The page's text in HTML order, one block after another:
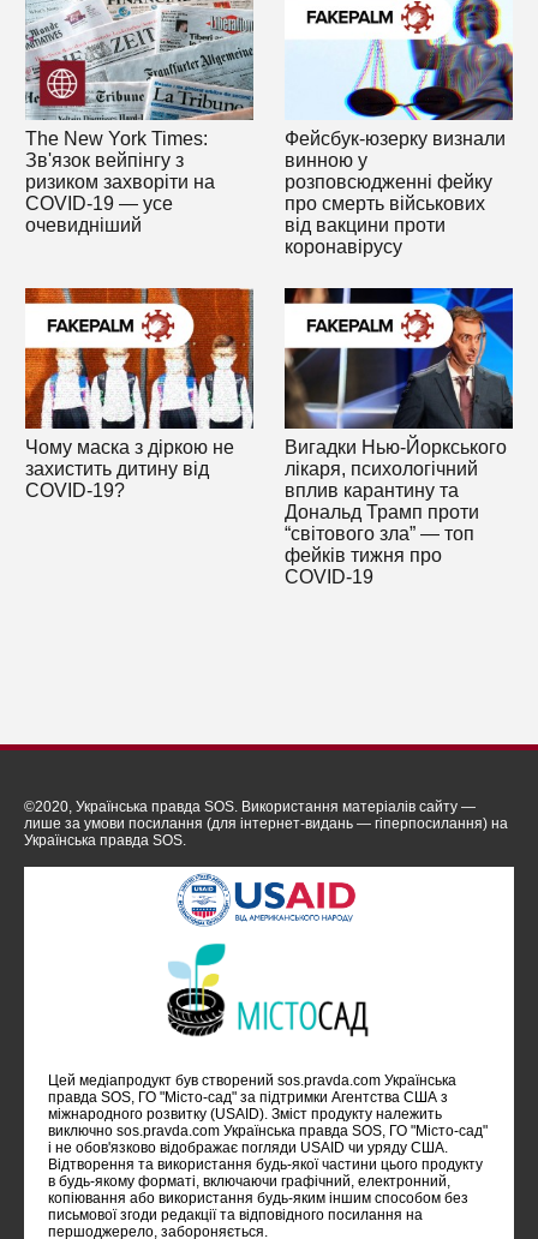
The New York Times:
Зв'язок вейпінгу з
ризиком захворіти на
COVID-19 — усе
очевидніший
Фейсбук-юзерку визнали
винною у
розповсюдженні фейку
про смерть військових
від вакцини проти
коронавірусу
Чому маска з діркою не
захистить дитину від
COVID-19?
Вигадки Нью-Йоркського
лікаря, психологічний
вплив карантину та
Дональд Трамп проти
“світового зла” — топ
фейків тижня про
COVID-19
©2020, Українська правда SOS. Використання матеріалів сайту —
лише за умови посилання (для інтернет-видань — гіперпосилання) на
Українська правда SOS.
Цей медіапродукт був створений sos.pravda.com Українська
правда SOS, ГО "Місто-сад" за підтримки Агентства США з
міжнародного розвитку (USAID). Зміст продукту належить
виключно sos.pravda.com Українська правда SOS, ГО "Місто-сад"
i не обов'язково відображає погляди USAID чи уряду США.
Відтворення та використання будь-якої частини цього продукту
в будь-якому форматі, включаючи графічний, електронний,
копіювання або використання будь-яким іншим способом без
письмової згоди редакції та відповідного посилання на
першоджерело, забороняється.